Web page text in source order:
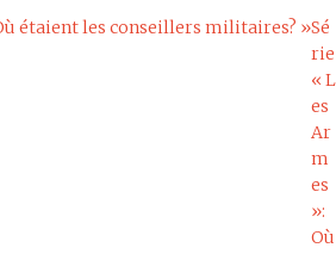
Sé
rie
« L
es
Ar
m
es
»:
Où